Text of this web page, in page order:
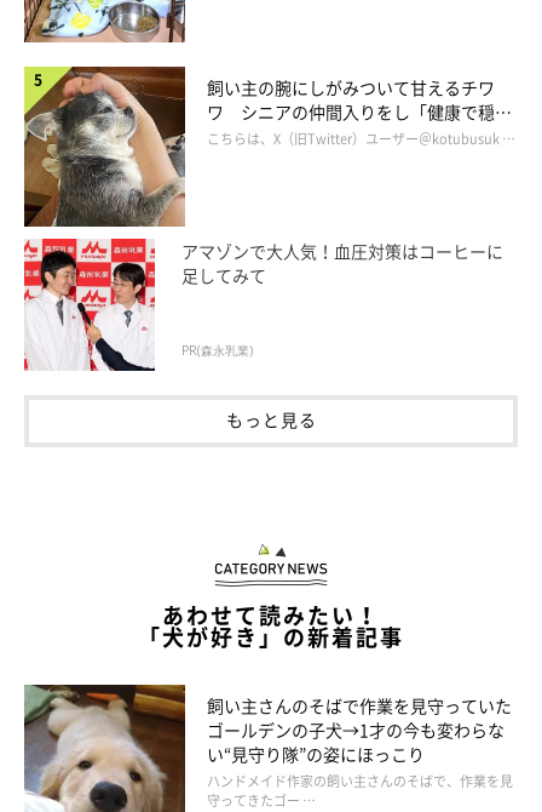
飼い主の腕にしがみついて甘えるチワ
ワ シニアの仲間入りをし「健康で穏や
かな暮らしが続いてほしい」と願う
こちらは、X（旧Twitter）ユーザー＠kotubusuk …
アマゾンで大人気！血圧対策はコーヒーに
足してみて
PR(森永乳業)
もっと見る
あわせて読みたい！
「犬が好き」の新着記事
飼い主さんのそばで作業を見守っていた
ゴールデンの子犬→1才の今も変わらな
い“見守り隊”の姿にほっこり
ハンドメイド作家の飼い主さんのそばで、作業を見
守ってきたゴー …